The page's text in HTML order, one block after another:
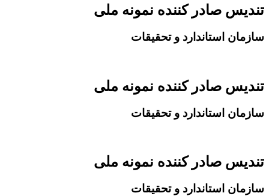
تندیس صادر کننده نمونه ملی
سازمان استاندارد و تحقیقات
تندیس صادر کننده نمونه ملی
سازمان استاندارد و تحقیقات
تندیس صادر کننده نمونه ملی
سازمان استاندارد و تحقیقات